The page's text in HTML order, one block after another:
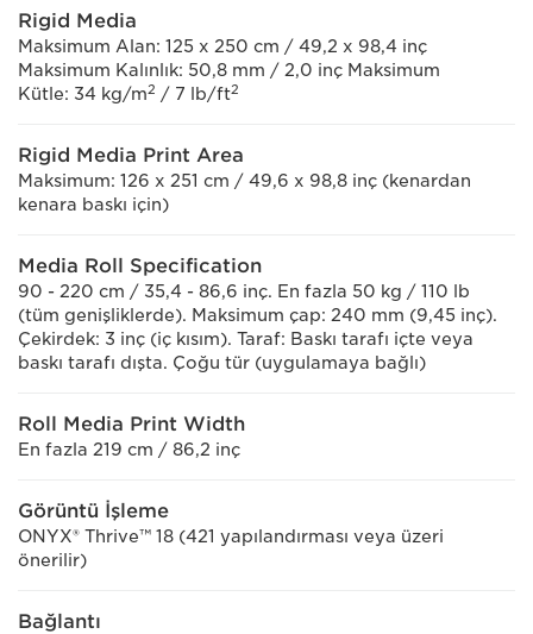
Rigid Media
Maksimum Alan: 125 x 250 cm / 49,2 x 98,4 inç
Maksimum Kalınlık: 50,8 mm / 2,0 inç Maksimum
Kütle: 34 kg/m2 / 7 lb/ft2
Rigid Media Print Area
Maksimum: 126 x 251 cm / 49,6 x 98,8 inç (kenardan
kenara baskı için)
Media Roll Specification
90 - 220 cm / 35,4 - 86,6 inç. En fazla 50 kg / 110 lb
(tüm genişliklerde). Maksimum çap: 240 mm (9,45 inç).
Çekirdek: 3 inç (iç kısım). Taraf: Baskı tarafı içte veya
baskı tarafı dışta. Çoğu tür (uygulamaya bağlı)
Roll Media Print Width
En fazla 219 cm / 86,2 inç
Görüntü İşleme
ONYX® Thrive™ 18 (421 yapılandırması veya üzeri
önerilir)
Bağlantı